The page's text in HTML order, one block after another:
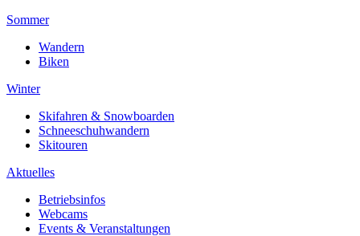
Sommer
Wandern
Biken
Winter
Skifahren & Snowboarden
Schneeschuhwandern
Skitouren
Aktuelles
Betriebsinfos
Webcams
Events & Veranstaltungen